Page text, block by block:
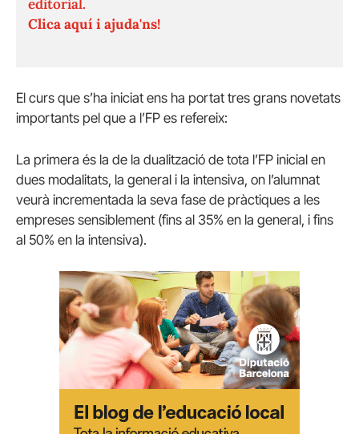
editorial.
Clica aquí i ajuda'ns!
El curs que s’ha iniciat ens ha portat tres grans novetats
importants pel que a l’FP es refereix:
La primera és la de la dualització de tota l’FP inicial en
dues modalitats, la general i la intensiva, on l’alumnat
veurà incrementada la seva fase de pràctiques a les
empreses sensiblement (fins al 35% en la general, i fins
al 50% en la intensiva).